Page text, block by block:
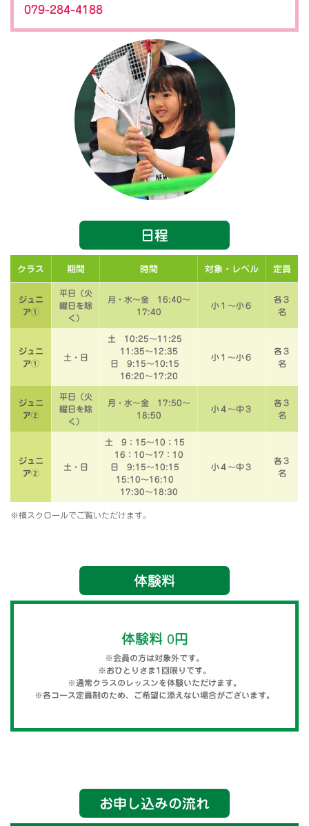
079-284-4188
日程
クラス 期間 時間 対象・レベル 定員
ジュニ
ア①
平日（火
曜日を除
く）
月・水～金 16:40～
17:40
小１～小６
各３
名
ジュニ
ア①
土・日
土 10:25～11:25
11:35～12:35
日 9:15～10:15
16:20～17:20
小１～小６
各３
名
ジュニ
ア②
平日（火
曜日を除
く）
月・水～金 17:50～
18:50
小４～中３
各３
名
ジュニ
ア②
土・日
土 9：15～10：15
16：10～17：10
日 9:15～10:15
15:10～16:10
17:30～18:30
小４～中３
各３
名
※横スクロールでご覧いただけます。
体験料
体験料 0円
※会員の方は対象外です。
※おひとりさま1回限りです。
※通常クラスのレッスンを体験いただけます。
※各コース定員制のため、ご希望に添えない場合がございます。
お申し込みの流れ